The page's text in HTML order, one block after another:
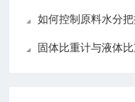
如何控制原料水分
固体比重计与液体